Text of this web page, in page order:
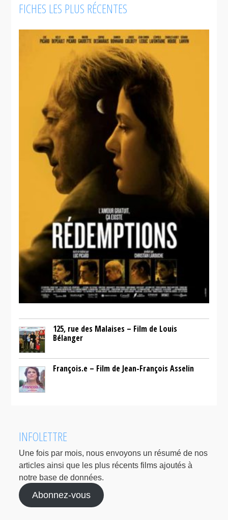
FICHES LES PLUS RÉCENTES
125, rue des Malaises – Film de Louis
Bélanger
François.e – Film de Jean-François Asselin
INFOLETTRE
Une fois par mois, nous envoyons un résumé de nos
articles ainsi que les plus récents films ajoutés à
notre base de données.
Abonnez-vous